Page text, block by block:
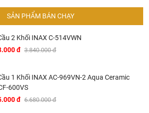
Inax chính hãng và giá rẻ nhất ?
tại Việt Nam, chúng tôi cam kết các
được phân phối bởi Khalinguyen.vn là
SẢN PHẨM BÁN CHẠY
2 Khối INAX C-514VWN
đ 3.840.000 đ
1 Khối INAX AC-969VN-2 Aqua Ceramic
600VS
đ 6.680.000 đ